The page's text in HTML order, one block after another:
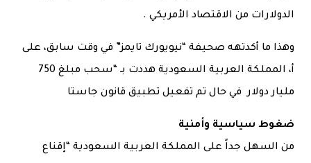
الدولارات من الاقتصاد الأمريكي .
وهذا ما أكدتهه صحيفة “نيويورك تايمز” في وقت سابق، على
أ، المملكة العربية السعودية هددت بـ “سحب مبلغ 750
مليار دولار في حال تم تفعيل تطبيق قانون جاستا
ضغوط سياسية وأمنية
من السهل جداً على المملكة العربية السعودية “إقناع